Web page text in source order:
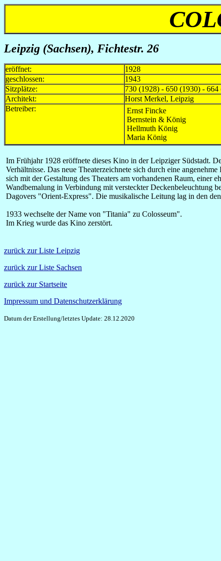
Leipzig (Sachsen), Fichtestr. 26
eröffnet:
1928
geschlossen:
1943
Sitzplätze:
730 (1928) - 650 (1930) -
Architekt:
Horst Merkel, Leipzig
Betreiber:
Ernst Fincke
Bernstein & König
Hellmuth König
Maria König
Im Frühjahr 1928 eröffnete dieses Kino in der Leipziger Südstadt.
Verhältnisse. Das neue Theaterzeichnete sich durch eine
sich mit der Gestaltung des Theaters am vorhandenen Raum, einer
Wandbemalung in Verbindung mit versteckter
Dagovers "Orient-Express". Die musikalische Leitung lag in den
1933 wechselte der Name von "Titania" zu Colosseum".
Im Krieg wurde das Kino zerstört.
zurück zur Liste Leipzig
zurück zur Liste Sachsen
zurück zur Startseite
Impressum und Datenschutzerklärung
Datum der Erstellung/letztes Update: 28.12.2020